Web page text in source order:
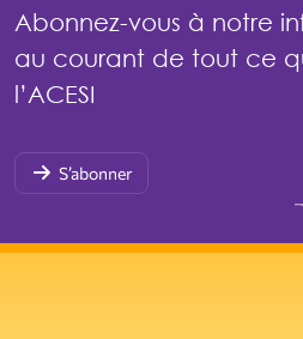
Abonnez-vous à notre
au courant de tout ce
l’ACESI
S’abonner